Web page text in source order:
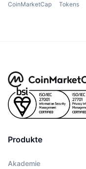
CoinMarketCap Tokens
Produkte
Akademie